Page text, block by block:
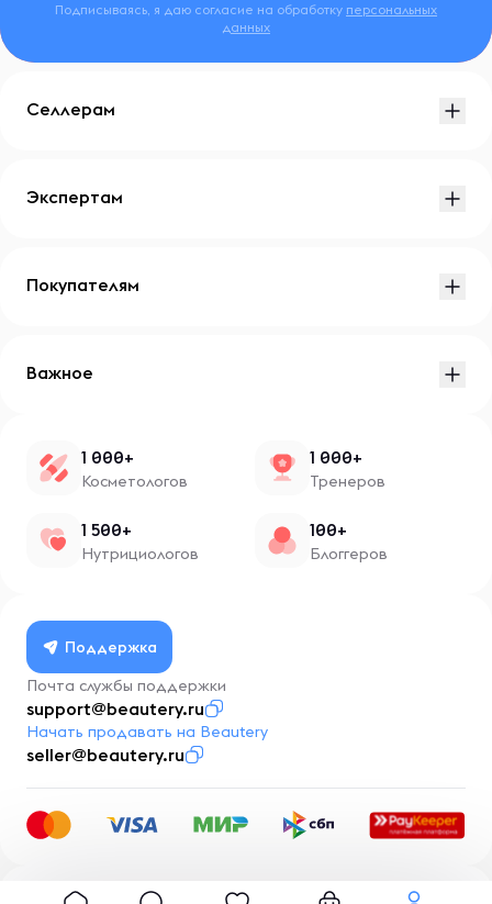
Подписываясь, я даю согласие на обработку персональных
данных
Селлерам
Экспертам
Покупателям
Важное
1 000+
Косметологов
1 000+
Тренеров
1 500+
Нутрициологов
100+
Блоггеров
Поддержка
Почта службы поддержки
support@beautery.ru
Начать продавать на Beautery
seller@beautery.ru